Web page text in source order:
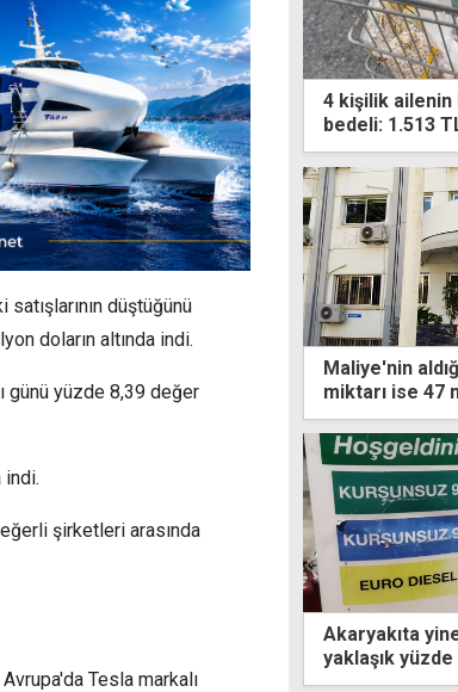
düştüğünü
doların altında indi.
günü yüzde 8,39 değer
indi.
şirketleri arasında
Tesla markalı
4 kişilik ailenin
bedeli: 1.513
Maliye'nin
miktarı ise 47
Zaman
son gün